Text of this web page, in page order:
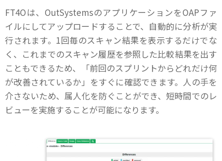
FT4Oは、OutSystemsのアプリケーションをOAPファ
イルにしてアップロードすることで、自動的に分析が実
行されます。1回毎のスキャン結果を表示するだけでな
く、これまでのスキャン履歴を参照した比較結果を出す
こともできるため、「前回のスプリントからどれだけ何
が改善されているか」をすぐに確認できます。人の手を
介さないため、属人化を防ぐことができ、短時間でのレ
ビューを実施することが可能になります。